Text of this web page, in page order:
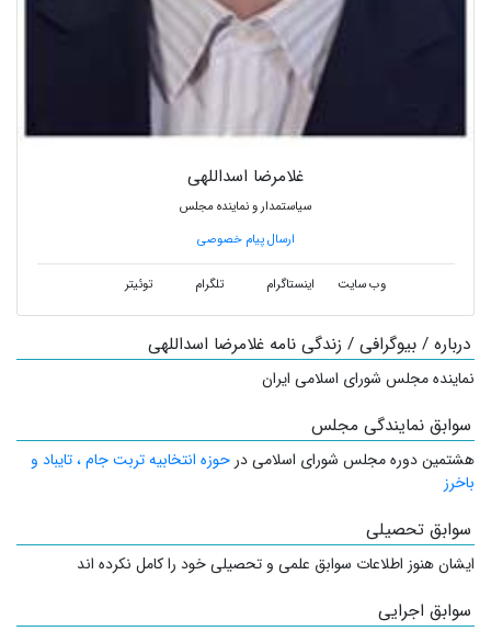
غلامرضا اسداللهی
سیاستمدار و نماینده مجلس
ارسال پیام خصوصی
وب سایت اینستاگرام تلگرام توئیتر
درباره / بیوگرافی / زندگی نامه غلامرضا اسداللهی
نماینده مجلس شورای اسلامی ایران
سوابق نمایندگی مجلس
هشتمین دوره مجلس شورای اسلامی در حوزه انتخابیه تربت جام ، تایباد و
باخرز
سوابق تحصیلی
ایشان هنوز اطلاعات سوابق علمی و تحصیلی خود را کامل نکرده اند
سوابق اجرایی